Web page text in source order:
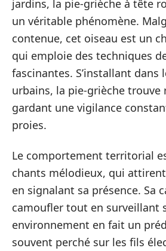
jardins, la pie-grièche à tête
un véritable phénomène.
contenue, cet oiseau est un
qui emploie des techniques
fascinantes. S’installant dans
urbains, la pie-grièche trouve
gardant une vigilance
proies.
Le comportement territorial
chants mélodieux, qui
en signalant sa présence. Sa
camoufler tout en surveillant
environnement en fait un
souvent perché sur les fils